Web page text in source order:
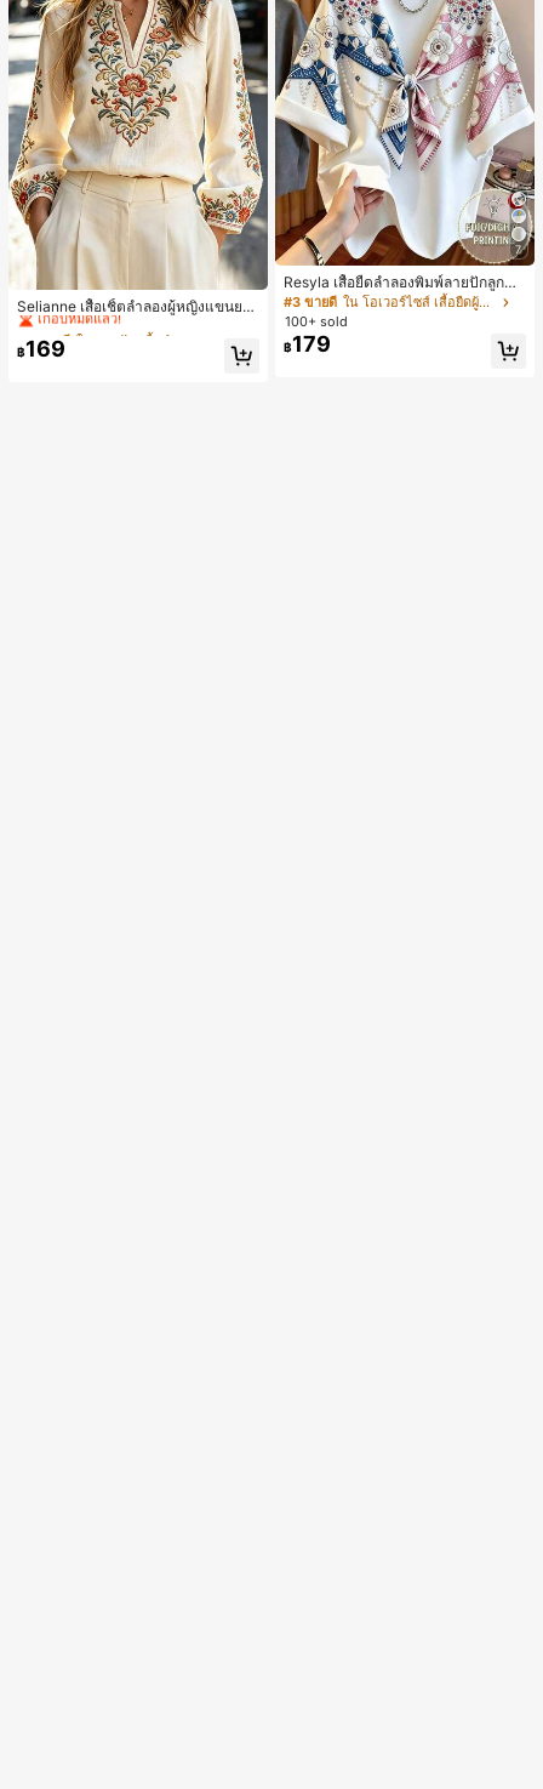
Selianne เสื้อเชิ้ตลำลองผู้หญิงแขนยา
ว คอวีเว้า ลายดอกไม้
#2 ขายดี
ใน งานปัก เสื้อทำงาน
เกือบหมดแล้ว!
#2 ขายดี ใน งานปัก เสื้อทำงาน
เกือบหมดแล้ว!
#2 ขายดี ใน งานปัก เสื้อทำงาน
เกือบหมดแล้ว!
฿169
7
Resyla เสื้อยืดลำลองพิมพ์ลายปักลูกปัด
รูปโบว์ขนาดใหญ่สำหรับผู้หญิง
#3 ขายดี
ใน โอเวอร์ไซส์ เสื้อยืดผู้หญิง
100+ sold
฿179